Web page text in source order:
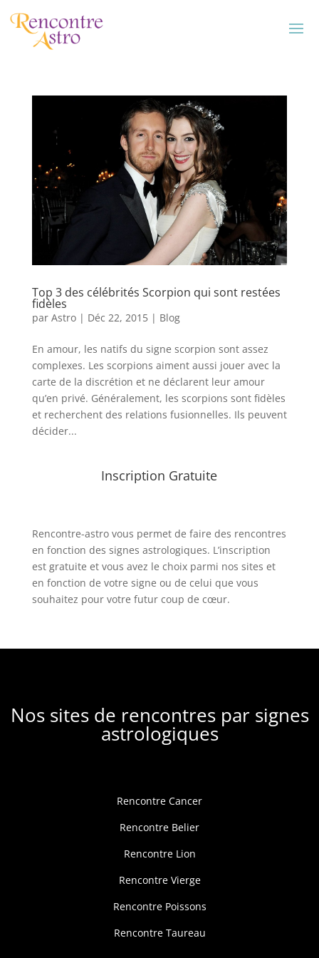
Top 3 des célébrités Scorpion qui sont restées
fidèles
par Astro| Déc 22, 2015| Blog
En amour, les natifs du signe scorpion sont assez
complexes. Les scorpions aiment aussi jouer avec la
carte de la discrétion et ne déclarent leur amour
qu’en privé. Généralement, les scorpions sont fidèles
et recherchent des relations fusionnelles. Ils peuvent
décider...
Inscription Gratuite
Rencontre-astrovous permet de faire des rencontres
en fonction des signes astrologiques. L’inscription
est gratuite et vous avez le choix parmi nos sites et
en fonction de votre signe ou de celui que vous
souhaitez pour votre futur coup de cœur.
Nos sites de rencontres par signes
astrologiques
Rencontre Cancer
Rencontre Belier
Rencontre Lion
Rencontre Vierge
Rencontre Poissons
Rencontre Taureau